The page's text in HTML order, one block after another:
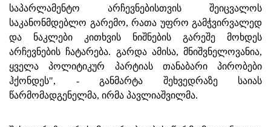
საპარლამენტო არჩევნებისთვის შეიცვალოს
საკანონმდებლო გარემო, რათა უფრო გამჭვირვალედ
და ნაკლები კითხვის ნიშნების გარეშე მოხდეს
არჩევნების ჩატარება. გარდა ამისა, მნიშვნელოვანია,
ყველა პოლიტიკურ პარტიას თანაბარი პირობები
ჰქონდეს", - განმარტა შეხვედრაზე საიას
წარმომადგენელმა, ირმა პავლიაშვილმა.